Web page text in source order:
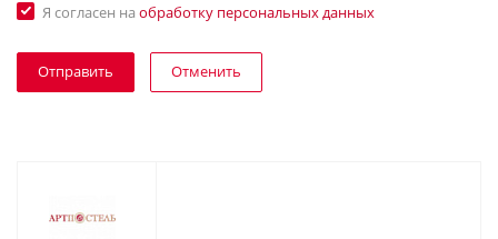
Я согласен на обработку персональных данных
Отменить